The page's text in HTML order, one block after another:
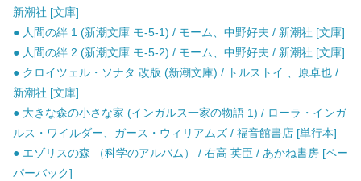
新潮社 [文庫]
● 人間の絆 1 (新潮文庫 モ-5-1) / モーム、中野好夫 / 新潮社 [文庫]
● 人間の絆 2 (新潮文庫 モ-5-2) / モーム、中野好夫 / 新潮社 [文庫]
● クロイツェル・ソナタ 改版 (新潮文庫) / トルストイ 、原卓也 /
新潮社 [文庫]
● 大きな森の小さな家 (インガルス一家の物語 1) / ローラ・インガ
ルス・ワイルダー、ガース・ウィリアムズ / 福音館書店 [単行本]
● エゾリスの森 （科学のアルバム） / 右高 英臣 / あかね書房 [ペー
パーバック]